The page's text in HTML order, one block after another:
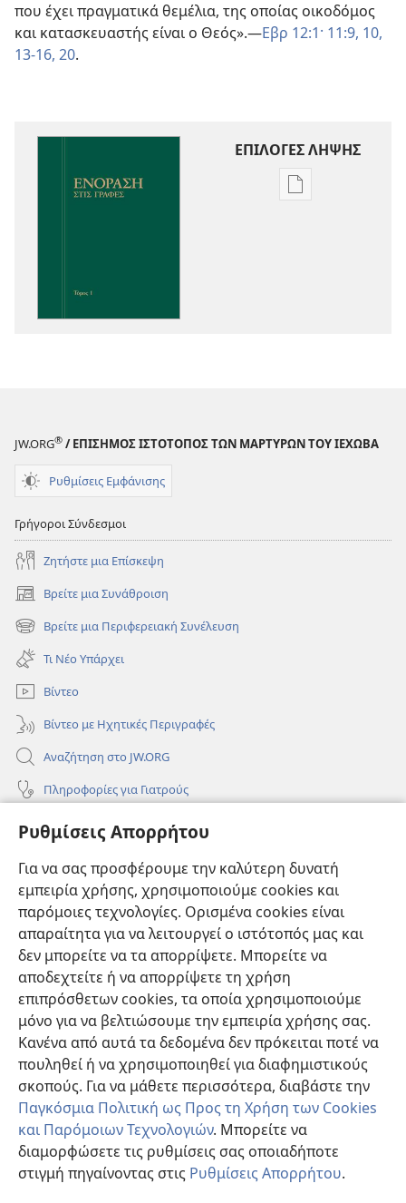
Ρυθμίσεις Απορρήτου
Για να σας προσφέρουμε την καλύτερη δυνατή
εμπειρία χρήσης, χρησιμοποιούμε cookies και
παρόμοιες τεχνολογίες. Ορισμένα cookies είναι
απαραίτητα για να λειτουργεί ο ιστότοπός μας και
δεν μπορείτε να τα απορρίψετε. Μπορείτε να
αποδεχτείτε ή να απορρίψετε τη χρήση
επιπρόσθετων cookies, τα οποία χρησιμοποιούμε
μόνο για να βελτιώσουμε την εμπειρία χρήσης σας.
Κανένα από αυτά τα δεδομένα δεν πρόκειται ποτέ να
πουληθεί ή να χρησιμοποιηθεί για διαφημιστικούς
σκοπούς. Για να μάθετε περισσότερα, διαβάστε την
Παγκόσμια Πολιτική ως Προς τη Χρήση των Cookies
και Παρόμοιων Τεχνολογιών. Μπορείτε να
διαμορφώσετε τις ρυθμίσεις σας οποιαδήποτε
στιγμή πηγαίνοντας στις Ρυθμίσεις Απορρήτου.
που έχει πραγματικά θεμέλια, της οποίας οικοδόμος
και κατασκευαστής είναι ο Θεός».—Εβρ 12:1· 11:9, 10,
13-16, 20.
ΕΠΙΛΟΓΕΣ ΛΗΨΗΣ
Επιλογές
JW.ORG® / ΕΠΙΣΗΜΟΣ ΙΣΤΟΤΟΠΟΣ ΤΩΝ ΜΑΡΤΥΡΩΝ ΤΟΥ ΙΕΧΩΒΑ
Ρυθμίσεις Εμφάνισης
Γρήγοροι Σύνδεσμοι
Ζητήστε μια Επίσκεψη
Βρείτε μια Συνάθροιση
(ανοίγει
νέο
παράθυρο)
Βρείτε μια Περιφερειακή Συνέλευση
(ανοίγει
νέο
παράθυρο)
Τι Νέο Υπάρχει
Βίντεο
Βίντεο με Ηχητικές Περιγραφές
Αναζήτηση στο JW.ORG
Πληροφορίες για Γιατρούς
Πληροφορίες για Επίσημους Φορείς και ΜΜΕ
Συνεισφορές
(ανοίγει
παράθυρο)ΔΙΑΔΙΚΤΥΑΚΗ ΒΙΒΛΙΟΘΗΚΗ της Σκοπιάς™
(ανοίγει
νέο
παράθυρο)
JW Hub ®
(ανοίγει
νέο
παράθυρο)JW Library®
Βιβλιοθήκη της Σκοπιάς
Copyright
© 2026 Watch Tower Bible and Tract Society of Pennsylvania.
ΟΡΟΙ ΧΡΗΣΗΣ |ΠΟΛΙΤΙΚΗ ΑΠΟΡΡΗΤΟΥ |ΡΥΘΜΙΣΕΙΣ ΑΠΟΡΡΗΤΟΥ